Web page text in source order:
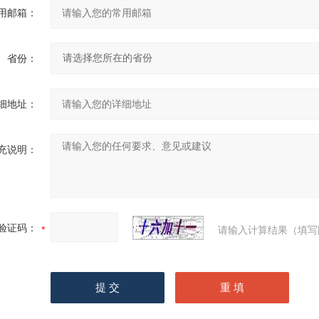
邮箱：
省份：
地址：
说明：
证码： 请输入计算结果（填